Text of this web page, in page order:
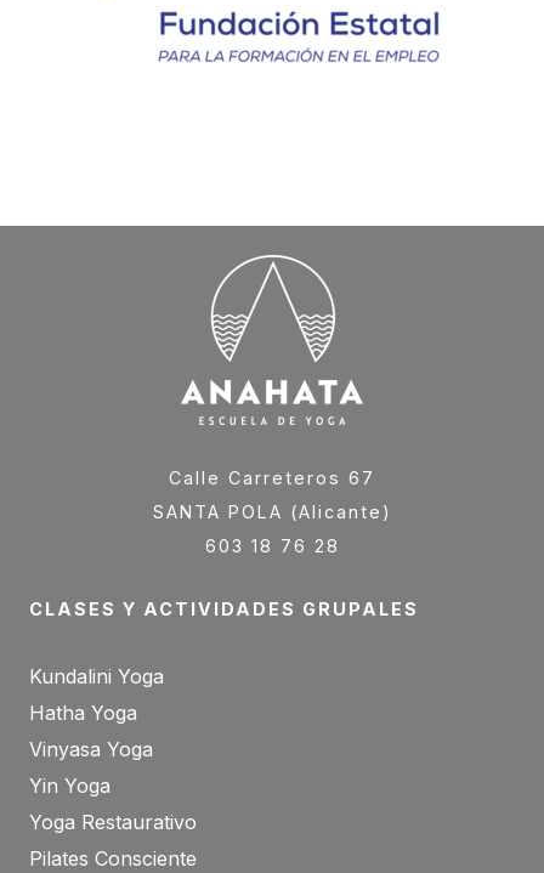
Calle Carreteros 67
SANTA POLA (Alicante)
603 18 76 28
CLASES Y ACTIVIDADES GRUPALES
Kundalini Yoga
Hatha Yoga
Vinyasa Yoga
Yin Yoga
Yoga Restaurativo
Pilates Consciente